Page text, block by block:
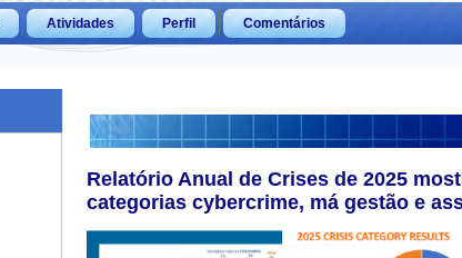
Atividades Perfil Comentários
Relatório Anual de Crises de 2025
categorias cybercrime, má gestão e